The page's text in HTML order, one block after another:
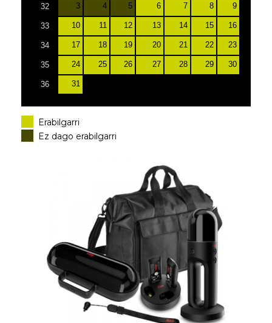
32 3 4 5 6 7 8 9
33 10 11 12 13 14 15 16
34 17 18 19 20 21 22 23
35 24 25 26 27 28 29 30
36 31
Erabilgarri
Ez dago erabilgarri